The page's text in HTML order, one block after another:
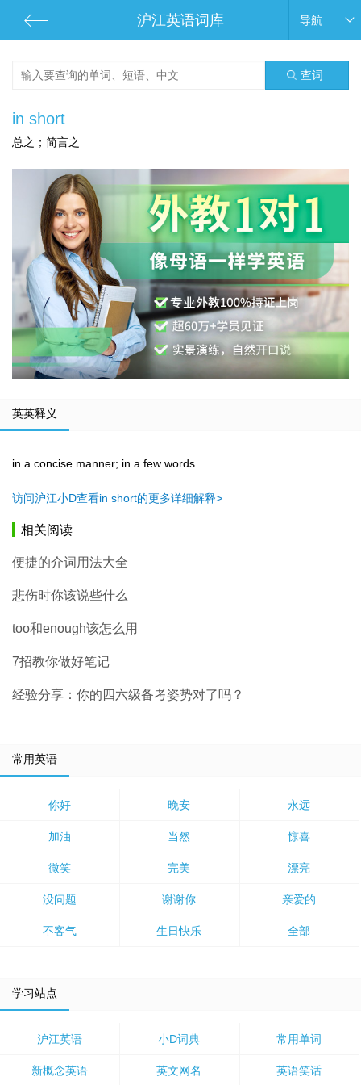
沪江英语词库 导航
查词
in short
总之；简言之
英英释义
in a concise manner; in a few words
访问沪江小D查看in short的更多详细解释>
相关阅读
便捷的介词用法大全
悲伤时你该说些什么
too和enough该怎么用
7招教你做好笔记
经验分享：你的四六级备考姿势对了吗？
常用英语
你好 晚安 永远
加油 当然 惊喜
微笑 完美 漂亮
没问题 谢谢你 亲爱的
不客气 生日快乐 全部
学习站点
沪江英语 小D词典 常用单词
新概念英语 英文网名 英语笑话